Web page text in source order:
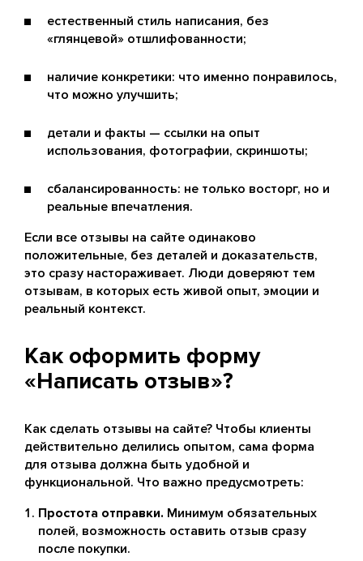
естественный стиль написания, без
«глянцевой» отшлифованности;
наличие конкретики: что именно понравилось,
что можно улучшить;
детали и факты — ссылки на опыт
использования, фотографии, скриншоты;
сбалансированность: не только восторг, но и
реальные впечатления.
Если все отзывы на сайте одинаково
положительные, без деталей и доказательств,
это сразу настораживает. Люди доверяют тем
отзывам, в которых есть живой опыт, эмоции и
реальный контекст.
Как оформить форму
«Написать отзыв»?
Как сделать отзывы на сайте? Чтобы клиенты
действительно делились опытом, сама форма
для отзыва должна быть удобной и
функциональной. Что важно предусмотреть:
Простота отправки. Минимум обязательных
полей, возможность оставить отзыв сразу
после покупки.